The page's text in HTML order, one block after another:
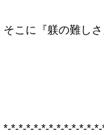
そこに『躾の難し
*-*-*-*-*-*-*-*-*-*-*-*-